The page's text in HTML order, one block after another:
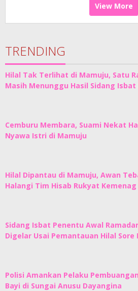
View More
TRENDING
Hilal Tak Terlihat di Mamuju, Satu
Masih Menunggu Hasil Sidang
Cemburu Membara, Suami Nekat
Nyawa Istri di Mamuju
Hilal Dipantau di Mamuju, Awan
Halangi Tim Hisab Rukyat Kemenag
Sidang Isbat Penentu Awal
Digelar Usai Pemantauan Hilal Sore
Polisi Amankan Pelaku
Bayi di Sungai Anusu Dayangina